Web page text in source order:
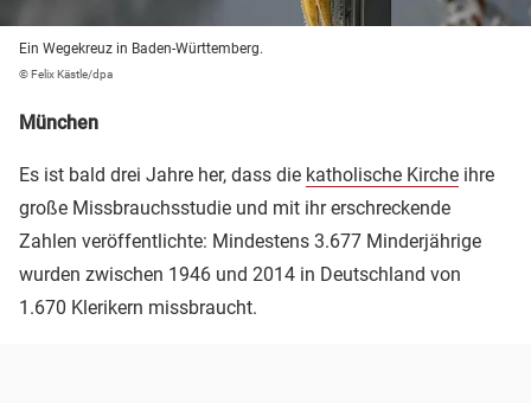
Ein Wegekreuz in Baden-Württemberg.
© Felix Kästle/dpa
München
Es ist bald drei Jahre her, dass die katholische Kirche ihre
große Missbrauchsstudie und mit ihr erschreckende
Zahlen veröffentlichte: Mindestens 3.677 Minderjährige
wurden zwischen 1946 und 2014 in Deutschland von
1.670 Klerikern missbraucht.